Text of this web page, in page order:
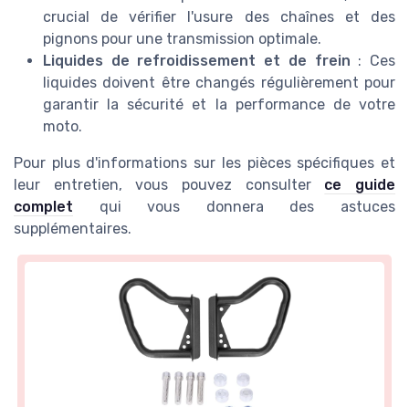
crucial de vérifier l'usure des chaînes et des
pignons pour une transmission optimale.
Liquides de refroidissement et de frein : Ces
liquides doivent être changés régulièrement pour
garantir la sécurité et la performance de votre
moto.
Pour plus d'informations sur les pièces spécifiques et
leur entretien, vous pouvez consulter ce guide
complet qui vous donnera des astuces
supplémentaires.